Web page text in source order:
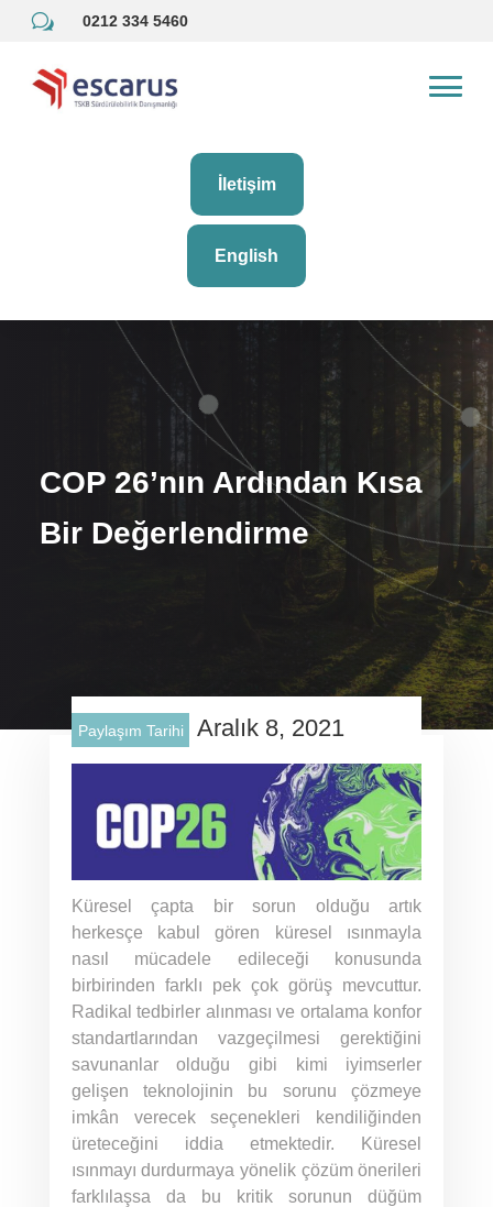
w 0212 334 5460
İletişim
English
COP 26’nın Ardından Kısa
Bir Değerlendirme
Paylaşım Tarihi Aralık 8, 2021
Küresel çapta bir sorun olduğu artık
herkesçe kabul gören küresel ısınmayla
nasıl mücadele edileceği konusunda
birbirinden farklı pek çok görüş mevcuttur.
Radikal tedbirler alınması ve ortalama konfor
standartlarından vazgeçilmesi gerektiğini
savunanlar olduğu gibi kimi iyimserler
gelişen teknolojinin bu sorunu çözmeye
imkân verecek seçenekleri kendiliğinden
üreteceğini iddia etmektedir. Küresel
ısınmayı durdurmaya yönelik çözüm önerileri
farklılaşsa da bu kritik sorunun düğüm